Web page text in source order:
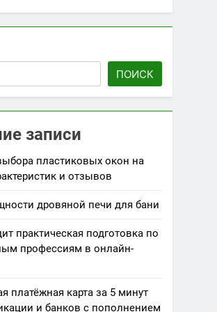
ПОИСК
записи
пластиковых окон на
и отзывов
дровяной печи для бани
практическая подготовка по
профессиям в онлайн-
платёжная карта за 5 минут
и банков с пополнением